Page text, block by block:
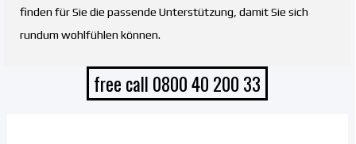
finden für Sie die passende Unterstützung, damit Sie sich
rundum wohlfühlen können.
free call 0800 40 200 33